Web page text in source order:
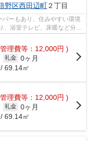
野区西田辺町２丁目
ーもあり、住みやすい環境
理費等：12,000円 )
礼金 0ヶ月
69.14㎡
理費等：12,000円 )
礼金 0ヶ月
69.14㎡